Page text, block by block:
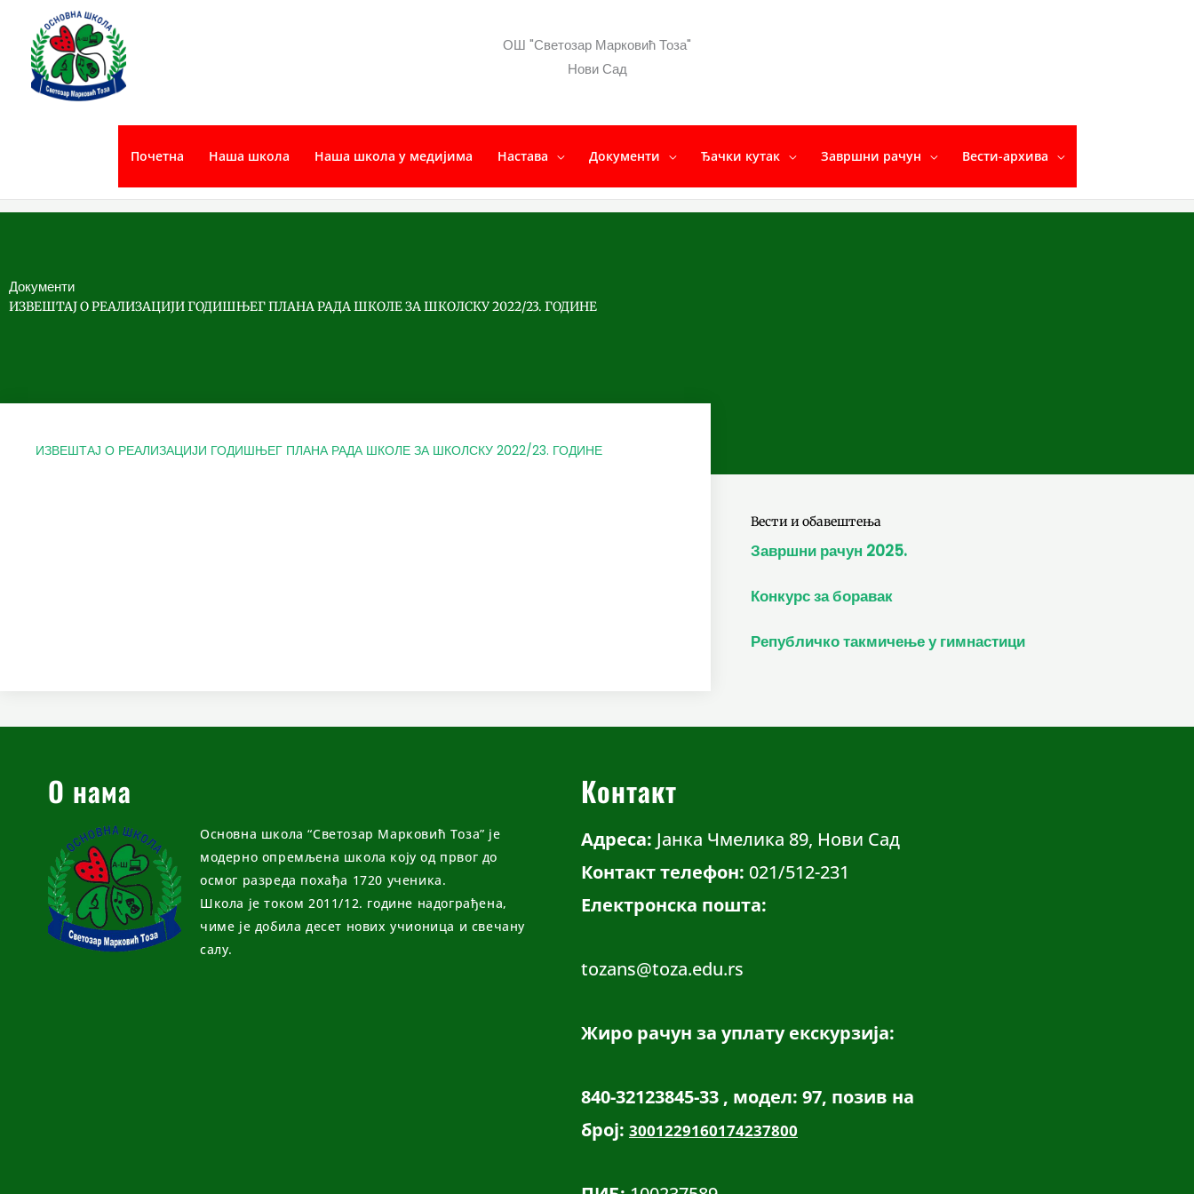
садржај
ОШ "Светозар Марковић Тоза"
Нови Сад
Почетна Наша школа Наша школа у медијима Настава Документи Ђачки кутак Завршни рачун Вести-архива
Документи
ИЗВЕШТАЈ О РЕАЛИЗАЦИЈИ ГОДИШЊЕГ ПЛАНА РАДА ШКОЛЕ ЗА ШКОЛСКУ 2022/23. ГОДИНЕ
ИЗВЕШТАЈ О РЕАЛИЗАЦИЈИ ГОДИШЊЕГ ПЛАНА РАДА ШКОЛЕ ЗА ШКОЛСКУ 2022/23. ГОДИНЕ
Вести и обавештења
Завршни рачун 2025.
Конкурс за боравак
Републичко такмичење у гимнастици
О нама
Основна школа “Светозар Марковић Тоза” је
модерно опремљена школа коју од првог до
осмог разреда похађа 1720 ученика.
Школа је током 2011/12. године надограђена,
чиме је добила десет нових учионица и свечану
салу.
Контакт
Адреса: Јанка Чмелика 89, Нови Сад
Контакт телефон: 021/512-231
Електронска пошта:
tozans@toza.edu.rs
Жиро рачун за уплату екскурзија:
840-32123845-33 , модел: 97, позив на
број: 3001229160174237800